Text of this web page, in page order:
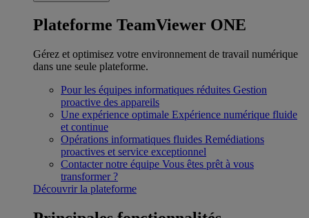
Plateforme TeamViewer ONE
Gérez et optimisez votre environnement de travail numérique
dans une seule plateforme.
Pour les équipes informatiques réduites Gestion
proactive des appareils
Une expérience optimale Expérience numérique fluide
et continue
Opérations informatiques fluides Remédiations
proactives et service exceptionnel
Contacter notre équipe Vous êtes prêt à vous
transformer ?
Découvrir la plateforme